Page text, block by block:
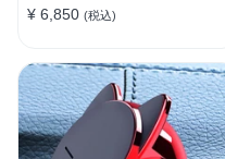
¥ 6,850 (税込)